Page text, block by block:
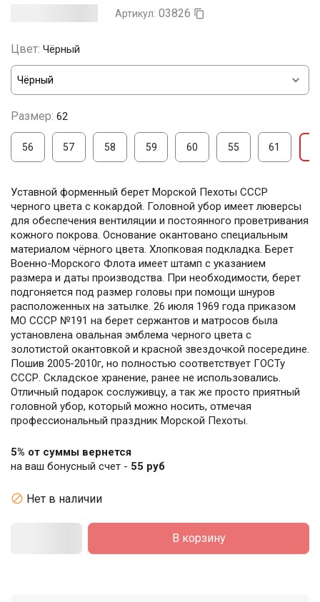
Артикул: 03826 
Цвет: Чёрный
Размер: 62
56 57 58 59 60 55 61
Уставной форменный берет Морской Пехоты СССР
черного цвета с кокардой. Головной убор имеет люверсы
для обеспечения вентиляции и постоянного проветривания
кожного покрова. Основание окантовано специальным
материалом чёрного цвета. Хлопковая подкладка. Берет
Военно-Морского Флота имеет штамп с указанием
размера и даты производства. При необходимости, берет
подгоняется под размер головы при помощи шнуров
расположенных на затылке. 26 июля 1969 года приказом
МО СССР №191 на берет сержантов и матросов была
установлена овальная эмблема черного цвета с
золотистой окантовкой и красной звездочкой посередине.
Пошив 2005-2010г, но полностью соответствует ГОСТу
СССР. Складское хранение, ранее не использовались.
Отличный подарок сослуживцу, а так же просто приятный
головной убор, который можно носить, отмечая
профессиональный праздник Морской Пехоты.
5% от суммы вернется
на ваш бонусный счет - 55 руб
 Нет в наличии
В корзину